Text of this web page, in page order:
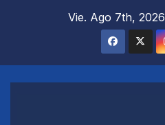
Vie. Ago 7th, 2026